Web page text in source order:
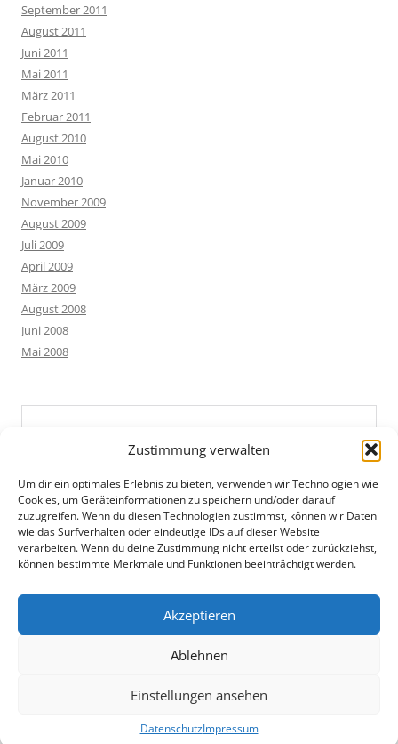
Zustimmung verwalten
Um dir ein optimales Erlebnis zu bieten, verwenden wir Technologien wie
Cookies, um Geräteinformationen zu speichern und/oder darauf
zuzugreifen. Wenn du diesen Technologien zustimmst, können wir Daten
wie das Surfverhalten oder eindeutige IDs auf dieser Website
verarbeiten. Wenn du deine Zustimmung nicht erteilst oder zurückziehst,
können bestimmte Merkmale und Funktionen beeinträchtigt werden.
Akzeptieren
Ablehnen
Einstellungen ansehen
DatenschutzImpressum
September 2011
August 2011
Juni 2011
Mai 2011
März 2011
Februar 2011
August 2010
Mai 2010
Januar 2010
November 2009
August 2009
Juli 2009
April 2009
März 2009
August 2008
Juni 2008
Mai 2008